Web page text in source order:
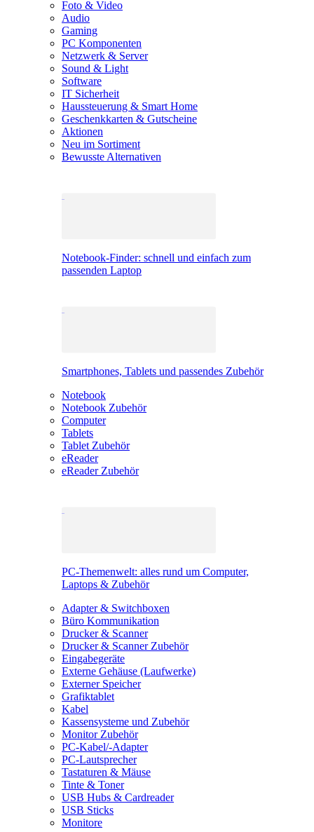
Foto & Video
Audio
Gaming
PC Komponenten
Netzwerk & Server
Sound & Light
Software
IT Sicherheit
Haussteuerung & Smart Home
Geschenkkarten & Gutscheine
Aktionen
Neu im Sortiment
Bewusste Alternativen
Notebook-Finder: schnell und einfach zum
passenden Laptop
Smartphones, Tablets und passendes Zubehör
Notebook
Notebook Zubehör
Computer
Tablets
Tablet Zubehör
eReader
eReader Zubehör
PC-Themenwelt: alles rund um Computer,
Laptops & Zubehör
Adapter & Switchboxen
Büro Kommunikation
Drucker & Scanner
Drucker & Scanner Zubehör
Eingabegeräte
Externe Gehäuse (Laufwerke)
Externer Speicher
Grafiktablet
Kabel
Kassensysteme und Zubehör
Monitor Zubehör
PC-Kabel/-Adapter
PC-Lautsprecher
Tastaturen & Mäuse
Tinte & Toner
USB Hubs & Cardreader
USB Sticks
Monitore